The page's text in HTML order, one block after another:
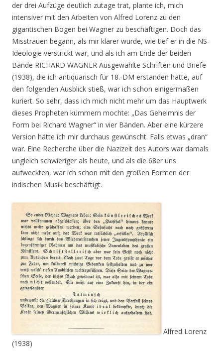
der drei Aufzüge deutlich zutage trat, plante ich, mich
intensiver mit den Arbeiten von Alfred Lorenz zu den
gigantischen Bögen bei Wagner zu beschäftigen. Doch das
Misstrauen begann, als mir klarer wurde, wie tief er in die NS-
Ideologie verstrickt war, und als ich am Ende der beiden
Bände RICHARD WAGNER Ausgewählte Schriften und Briefe
(1938), die ich antiquarisch für 18.-DM erstanden hatte, auf
den folgenden Ausblick stieß, war ich schon einigermaßen
kuriert. So sehr, dass ich mich nicht mehr um das Hauptwerk
dieses Propheten kümmern mochte: „Das Geheimnis der
Form bei Richard Wagner“ in vier Bänden. Aber eine kürzere
Version hätte ich mir durchaus gewünscht. Falls etwas „dran“
war. Eine Recherche über die Nazizeit des Autors war damals
ungleich schwieriger als heute, und als die 68er uns
aufweckten, war ich schon mit den großen Formen der
indischen Musik beschäftigt.
Alfred Lorenz
(1938)